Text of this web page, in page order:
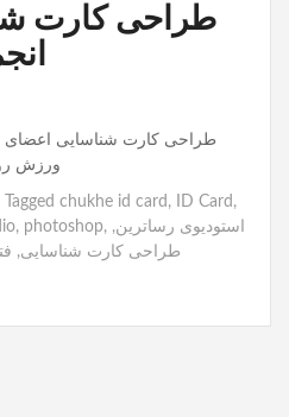
طراحی کارت
طراحی کارت شناسایی اعضای
ورزش
Tagged chukhe id card , ID Card ,
, photoshop, استودیوی رساترین,
طراحی کارت شناسایی,